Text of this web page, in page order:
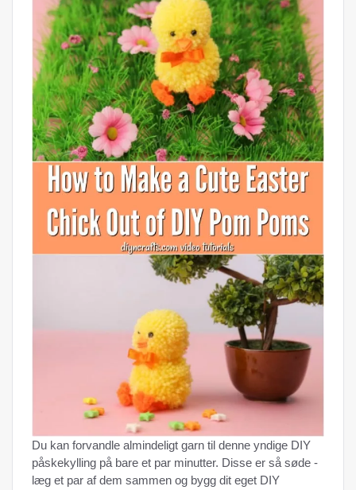
Du kan forvandle almindeligt garn til denne yndige DIY
påskekylling på bare et par minutter. Disse er så søde -
læg et par af dem sammen og bygg dit eget DIY